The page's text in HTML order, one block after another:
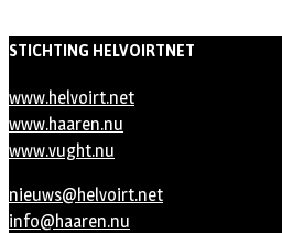
STICHTING HELVOIRTNET
www.helvoirt.net
www.haaren.nu
www.vught.nu
nieuws@helvoirt.net
info@haaren.nu